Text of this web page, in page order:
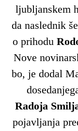
ljubljanskem
da naslednik
o prihodu
Nove
bo, je dodal
Radoja
pojavljanja